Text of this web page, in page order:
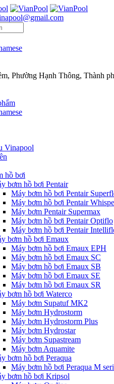
Phường Hạnh Thông, Thành
Vinapool
hồ bơi
bơm hồ bơi Pentair
Máy bơm hồ bơi Pentair
Máy bơm hồ bơi Pentair
Máy bơm Pentair Supermax
Máy bơm hồ bơi Pentair Optiflo
Máy bơm hồ bơi Pentair
bơm hồ bơi Emaux
Máy bơm hồ bơi Emaux EPH
Máy bơm hồ bơi Emaux SC
Máy bơm hồ bơi Emaux SB
Máy bơm hồ bơi Emaux SE
Máy bơm hồ bơi Emaux SR
bơm hồ bơi Waterco
Máy bơm Supatuf MK2
Máy bơm Hydrostorm
Máy bơm Hydrostorm Plus
Máy bơm Hydrostar
Máy bơm Supastream
Máy bơm Aquamite
bơm hồ bơi Peraqua
Máy bơm hồ bơi Peraqua M
bơm hồ bơi Kripsol